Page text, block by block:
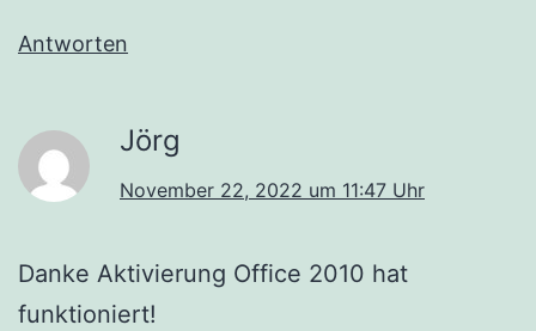
Antworten
Jörg
November 22, 2022 um 11:47 Uhr
Danke Aktivierung Office 2010 hat
funktioniert!